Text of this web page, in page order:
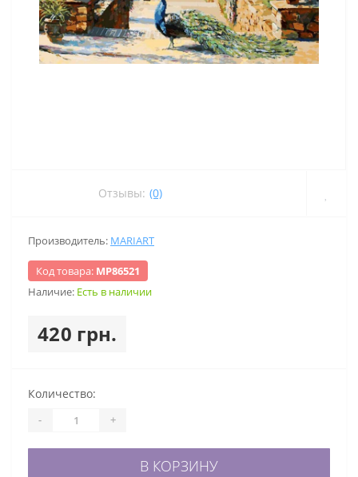
Отзывы: (0)
Производитель: MARIART
Код товара: МР86521
Наличие: Есть в наличии
420 грн.
Количество:
- +
В КОРЗИНУ